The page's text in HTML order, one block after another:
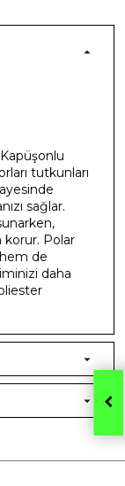
tutkunları
sağlar.
korur. Polar
hem de
daha